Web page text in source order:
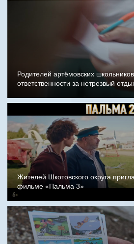
Родителей артёмовских
ответственности за нетрезвый
Жителей Шкотовского округа
фильме «Пальма 3»